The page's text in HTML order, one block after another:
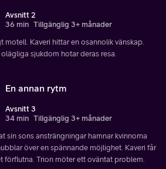
Avsnitt 2
36 min Tillgänglig 3+ månader
motell. Kaveri hittar en osannolik vänskap.
sjukdom hotar deras resa.
En annan rytm
Avsnitt 3
34 min Tillgänglig 3+ månader
sin sons ansträngningar hamnar kvinnorna
över en spännande möjlighet. Kaveri får
förflutna. Trion möter ett oväntat problem.